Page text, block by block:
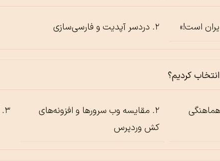
است!» دردسر آپدیت و فارسی‌سازی
مقایسه وب سرورها و افزونه‌های
کش وردپرس